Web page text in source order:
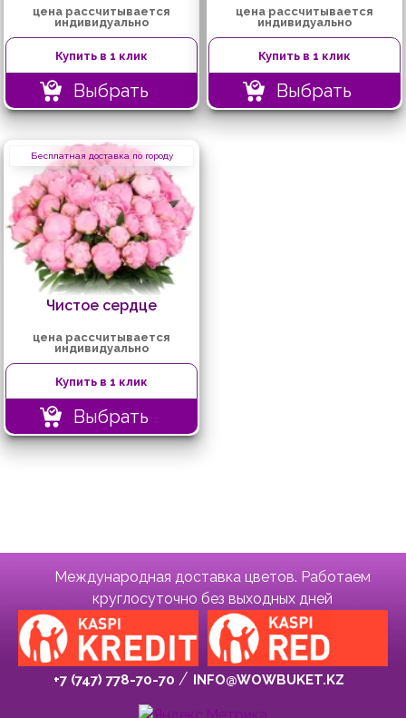
цена рассчитывается
индивидуально
Купить в 1 клик
Выбрать
цена рассчитывается
индивидуально
Купить в 1 клик
Выбрать
Бесплатная доставка по городу
Чистое сердце
цена рассчитывается
индивидуально
Купить в 1 клик
Выбрать
Международная доставка цветов. Работаем
круглосуточно без выходных дней
+7 (747) 778-70-70 INFO@WOWBUKET.KZ